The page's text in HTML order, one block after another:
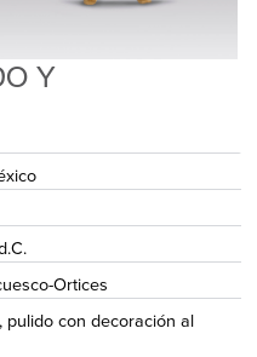
Y
Ortices
pulido con decoración al